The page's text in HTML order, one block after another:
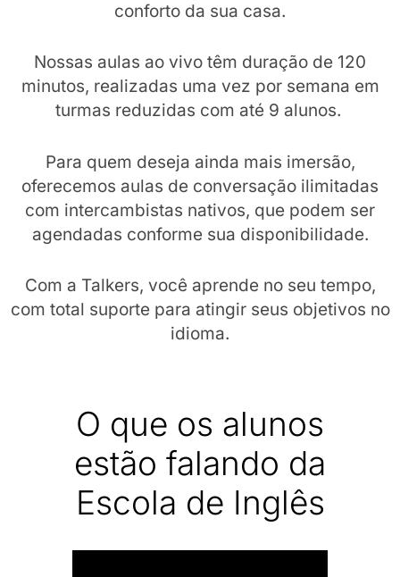
conforto da sua casa.
Nossas aulas ao vivo têm duração de 120
minutos, realizadas uma vez por semana em
turmas reduzidas com até 9 alunos.
Para quem deseja ainda mais imersão,
oferecemos aulas de conversação ilimitadas
com intercambistas nativos, que podem ser
agendadas conforme sua disponibilidade.
Com a Talkers, você aprende no seu tempo,
com total suporte para atingir seus objetivos no
idioma.
O que os alunos
estão falando da
Escola de Inglês